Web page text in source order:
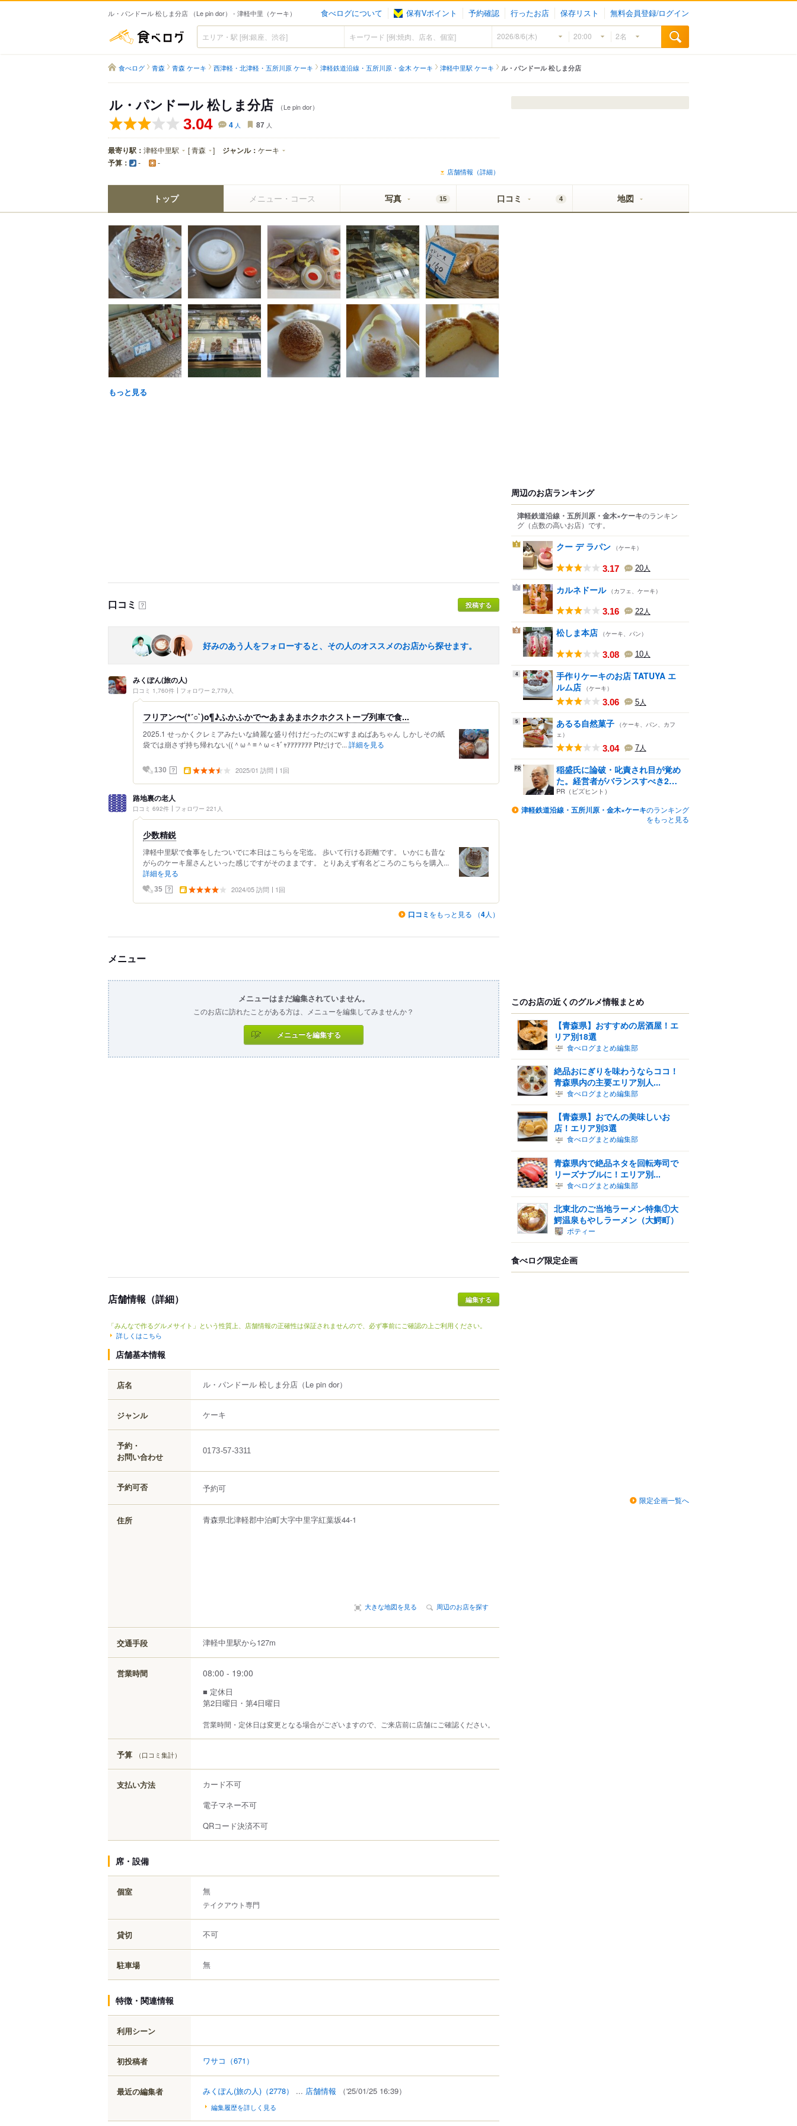
ル・パンドール 松しま分店 （Le pin dor） - 津軽中里（ケーキ） 食べログについて 保有Vポイント 予約確認 行ったお店 保存リスト 無料会員登録/ログイン
食べログ
食べログ 青森 青森 ケーキ 西津軽・北津軽・五所川原 ケーキ 津軽鉄道沿線・五所川原・金木 ケーキ 津軽中里駅 ケーキ ル・パンドール 松しま分店
ル・パンドール 松しま分店 （Le pin dor）
3.04 4 人 87 人
最寄り駅： 津軽中里駅 [青森 ] ジャンル： ケーキ
予算： - -
店舗情報（詳細）
トップ メニュー・コース 写真 15 口コミ 4 地図
もっと見る
口コミ ？ 投稿する
好みのあう人をフォローすると、その人のオススメのお店から探せます。
みくぽん(旅の人)
口コミ 1,760件 フォロワー 2,779人
フリアン〜(*´○`)o¶♪ふかふかで〜あまあまホクホクストーブ列車で食...
2025.1 せっかくクレミアみたいな綺麗な盛り付けだったのにwすまぬばあちゃん しかしその紙
袋では崩さず持ち帰れない((＾ω＾≡＾ω＜ｷﾞｬｱｱｱｱｱｱｱ Ptだけで... 詳細を見る
130 ？ 2025/01 訪問 1回
路地裏の老人
口コミ 692件 フォロワー 221人
少数精鋭
津軽中里駅で食事をしたついでに本日はこちらを宅迄。 歩いて行ける距離です。 いかにも昔な
がらのケーキ屋さんといった感じですがそのままです。 とりあえず有名どころのこちらを購入...
詳細を見る
35 ？ 2024/05 訪問 1回
口コミ をもっと見る （4人）
メニュー
メニューはまだ編集されていません。
このお店に訪れたことがある方は、メニューを編集してみませんか？
メニューを編集する
店舗情報（詳細）
「みんなで作るグルメサイト」という性質上、店舗情報の正確性は保証されませんので、必ず事前にご確認の上ご利用ください。
詳しくはこちら
店舗基本情報
店名 ル・パンドール 松しま分店 （Le pin dor）
ジャンル ケーキ
予約・
お問い合わせ
0173-57-3311
予約可否 予約可
住所 青森県北津軽郡中泊町大字中里字紅葉坂44-1
大きな地図を見る 周辺のお店を探す
交通手段 津軽中里駅から127m
営業時間 08:00 - 19:00
■ 定休日
第2日曜日・第4日曜日
営業時間・定休日は変更となる場合がございますので、ご来店前に店舗にご確認ください。
予算 （口コミ集計）
支払い方法
カード不可
電子マネー不可
QRコード決済不可
席・設備
個室 無
テイクアウト専門
貸切 不可
駐車場 無
特徴・関連情報
利用シーン
初投稿者 ワサコ （671）
最近の編集者 みくぽん(旅の人) （2778） ... 店舗情報 （'25/01/25 16:39）
編集履歴を詳しく見る
周辺のお店ランキング
津軽鉄道沿線・五所川原・金木×ケーキのランキン
グ （点数の高いお店） です。
1 クー デ ラパン （ケーキ）
3.17 20人
2 カルネドール （カフェ、ケーキ）
3.16 22人
3 松しま本店 （ケーキ、パン）
3.08 10人
4
手作りケーキのお店 TATUYA エ
ルム店 （ケーキ）
3.06 5人
5 あるる自然菓子 （ケーキ、パン、カフ
ェ）
3.04 7人
稲盛氏に論破・叱責され目が覚め
た。経営者がバランスすべき2
つ...
PR（ビズヒント）
津軽鉄道沿線・五所川原・金木×ケーキのランキング
をもっと見る
このお店の近くのグルメ情報まとめ
【青森県】おすすめの居酒屋！エ
リア別18選
食べログまとめ編集部
絶品おにぎりを味わうならココ！
青森県内の主要エリア別人...
食べログまとめ編集部
【青森県】おでんの美味しいお
店！エリア別3選
食べログまとめ編集部
青森県内で絶品ネタを回転寿司で
リーズナブルに！エリア別...
食べログまとめ編集部
北東北のご当地ラーメン特集①大
鰐温泉もやしラーメン（大鰐町）
ポティー
食べログ限定企画
限定企画一覧へ